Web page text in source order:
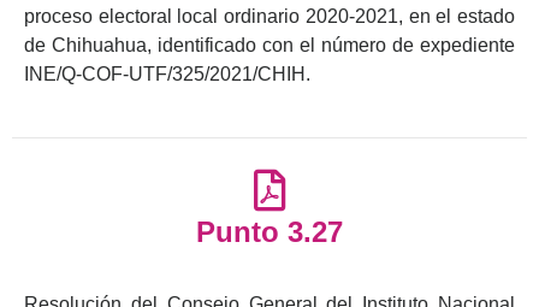
proceso electoral local ordinario 2020-2021, en el estado
de Chihuahua, identificado con el número de expediente
INE/Q-COF-UTF/325/2021/CHIH.
Punto 3.27